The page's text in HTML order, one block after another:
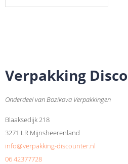
Verpakking
Onderdeel van Bozikova Verpakkingen
Blaaksedijk 218
3271 LR Mijnsheerenland
info@verpakking-discounter.nl
06 42377728